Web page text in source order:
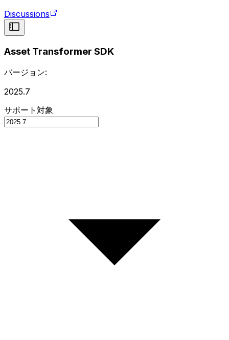
Discussions
Asset Transformer SDK
バージョン:
2025.7
サポート対象